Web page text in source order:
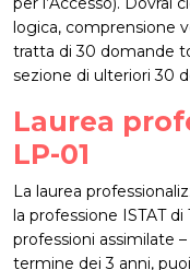
logica, comprensione
tratta di 30 domande
sezione di ulteriori 30
Laurea
LP-01
La laurea
la professione ISTAT
professioni assimilate –
termine dei 3 anni,